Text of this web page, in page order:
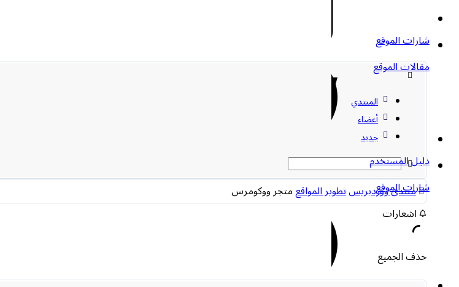
شارات الموقع
دليل المستخدم
مقالات الموقع
شارات الموقع
المنتدي
أعضاء
جديد
منتدى ووردبريستطوير المواقعمتجر ووكومرس
اشعارات
حذف الجميع